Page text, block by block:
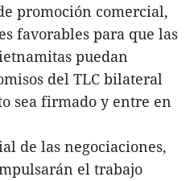
promoción comercial,
favorables para que las
puedan
del TLC bilateral
sea firmado y entre en
de las negociaciones,
el trabajo